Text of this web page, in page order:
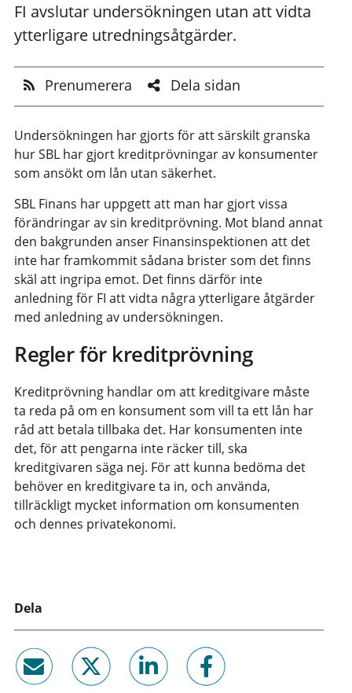
FI avslutar undersökningen utan att vidta
ytterligare utredningsåtgärder.
Prenumerera Dela sidan
Undersökningen har gjorts för att särskilt granska
hur SBL har gjort kreditprövningar av konsumenter
som ansökt om lån utan säkerhet.
SBL Finans har uppgett att man har gjort vissa
förändringar av sin kreditprövning. Mot bland annat
den bakgrunden anser Finansinspektionen att det
inte har framkommit sådana brister som det finns
skäl att ingripa emot. Det finns därför inte
anledning för FI att vidta några ytterligare åtgärder
med anledning av undersökningen.
Regler för kreditprövning
Kreditprövning handlar om att kreditgivare måste
ta reda på om en konsument som vill ta ett lån har
råd att betala tillbaka det. Har konsumenten inte
det, för att pengarna inte räcker till, ska
kreditgivaren säga nej. För att kunna bedöma det
behöver en kreditgivare ta in, och använda,
tillräckligt mycket information om konsumenten
och dennes privatekonomi.
Dela